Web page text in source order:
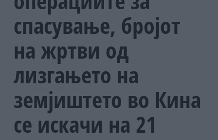
спасување, бројот
на жртви од
лизгањето на
земјиштето во Кина
се искачи на 21